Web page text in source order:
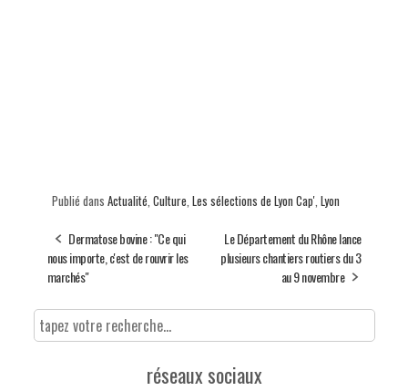
Publié dans Actualité, Culture, Les sélections de Lyon Cap', Lyon
Dermatose bovine : "Ce qui
nous importe, c'est de rouvrir les
marchés"
Le Département du Rhône lance
plusieurs chantiers routiers du 3
au 9 novembre
réseaux sociaux